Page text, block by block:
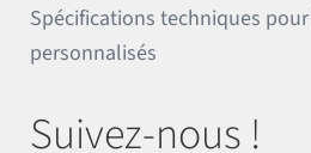
Spécifications techniques
personnalisés
Suivez-nous !